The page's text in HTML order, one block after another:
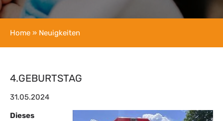
Home » Neuigkeiten
4.GEBURTSTAG
31.05.2024
Dieses